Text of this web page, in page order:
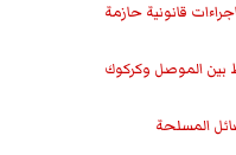
قانونية حازمة
بين الموصل وكركوك
المسلحة